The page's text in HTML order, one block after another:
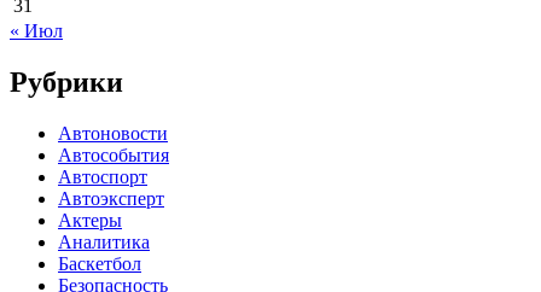
31
« Июл
Рубрики
Автоновости
Автособытия
Автоспорт
Автоэксперт
Актеры
Аналитика
Баскетбол
Безопасность